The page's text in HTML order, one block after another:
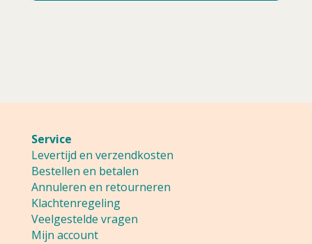
Service
Levertijd en verzendkosten
Bestellen en betalen
Annuleren en retourneren
Klachtenregeling
Veelgestelde vragen
Mijn account